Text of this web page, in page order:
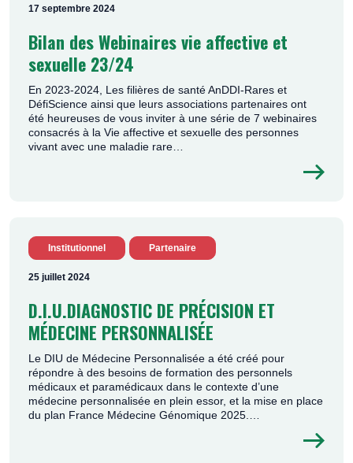
17 septembre 2024
Bilan des Webinaires vie affective et
sexuelle 23/24
En 2023-2024, Les filières de santé AnDDI-Rares et
DéfiScience ainsi que leurs associations partenaires ont
été heureuses de vous inviter à une série de 7 webinaires
consacrés à la Vie affective et sexuelle des personnes
vivant avec une maladie rare…
Institutionnel Partenaire
25 juillet 2024
D.I.U.DIAGNOSTIC DE PRÉCISION ET
MÉDECINE PERSONNALISÉE
Le DIU de Médecine Personnalisée a été créé pour
répondre à des besoins de formation des personnels
médicaux et paramédicaux dans le contexte d’une
médecine personnalisée en plein essor, et la mise en place
du plan France Médecine Génomique 2025.…